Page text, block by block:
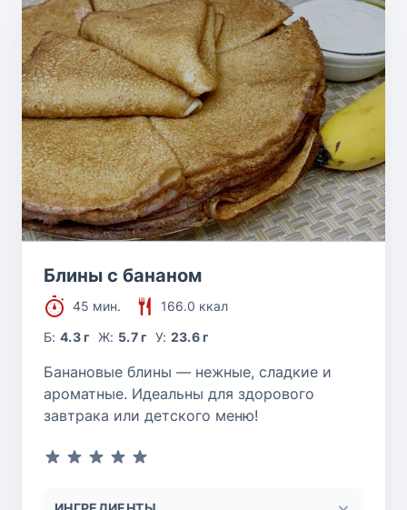
Блины с бананом
45 мин.
166.0 ккал
Б:4.3 г Ж: 5.7 г У: 23.6 г
Банановые блины — нежные, сладкие и
ароматные. Идеальны для здорового
завтрака или детского меню!